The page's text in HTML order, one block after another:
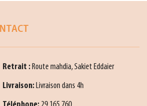
Retrait :Route mahdia, Sakiet Eddaier
Livraison:Livraison dans 4h